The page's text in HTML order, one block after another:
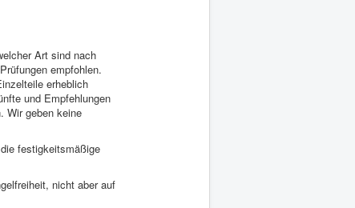
Art sind nach
empfohlen.
erheblich
und Empfehlungen
Wir geben keine
festigkeitsmäßige
nicht aber auf